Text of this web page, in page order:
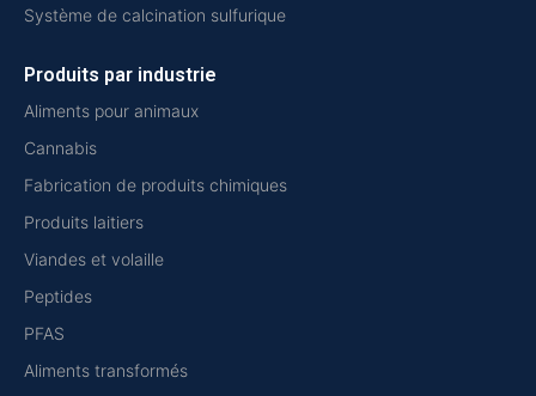
Système de calcination sulfurique
Produits par industrie
Aliments pour animaux
Cannabis
Fabrication de produits chimiques
Produits laitiers
Viandes et volaille
Peptides
PFAS
Aliments transformés